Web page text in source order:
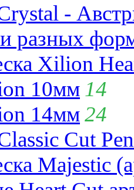
-
разных
Xilion
10мм 14
14мм24
Cut
Majestic